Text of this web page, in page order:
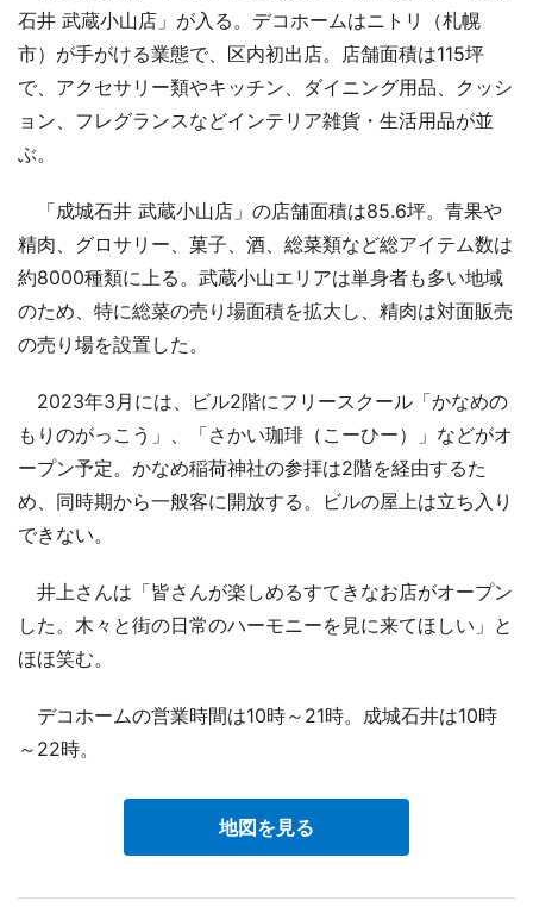
石井 武蔵小山店」が入る。デコホームはニトリ（札幌
市）が手がける業態で、区内初出店。店舗面積は115坪
で、アクセサリー類やキッチン、ダイニング用品、クッシ
ョン、フレグランスなどインテリア雑貨・生活用品が並
ぶ。
「成城石井 武蔵小山店」の店舗面積は85.6坪。青果や
精肉、グロサリー、菓子、酒、総菜類など総アイテム数は
約8000種類に上る。武蔵小山エリアは単身者も多い地域
のため、特に総菜の売り場面積を拡大し、精肉は対面販売
の売り場を設置した。
2023年3月には、ビル2階にフリースクール「かなめの
もりのがっこう」、「さかい珈琲（こーひー）」などがオ
ープン予定。かなめ稲荷神社の参拝は2階を経由するた
め、同時期から一般客に開放する。ビルの屋上は立ち入り
できない。
井上さんは「皆さんが楽しめるすてきなお店がオープン
した。木々と街の日常のハーモニーを見に来てほしい」と
ほほ笑む。
デコホームの営業時間は10時～21時。成城石井は10時
～22時。
地図を見る